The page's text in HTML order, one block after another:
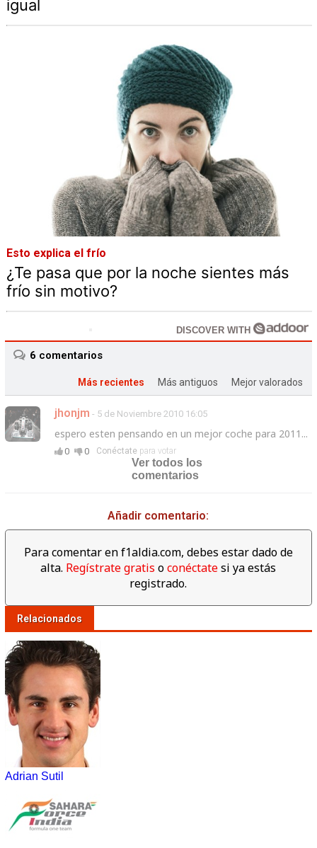
igual
Esto explica el frío
¿Te pasa que por la noche sientes más
frío sin motivo?
DISCOVER WITH
6 comentarios
Más recientes Más antiguos Mejor valorados
jhonjm - 5 de Noviembre 2010 16:05
espero esten pensando en un mejor coche para 2011...
0 0 Conéctatepara votar
Ver todos los
comentarios
Añadir comentario:
Para comentar en f1aldia.com, debes estar dado de
alta. Regístrate gratis oconéctatesi ya estás
registrado.
Relacionados
Adrian Sutil